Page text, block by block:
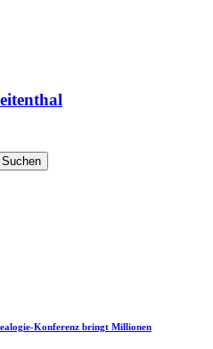
Suchen
Konferenz bringt Millionen